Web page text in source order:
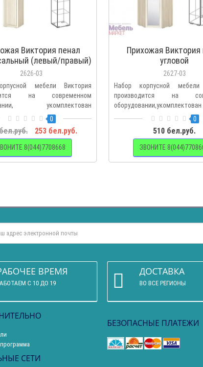
Виктория пенал
(левый/правый)
2626-03
мебели Виктория
на современном
укомплектован
..
0
253 бел.руб.
8(044)7708668
Прихожая
угловой
2627-03
Набор корпусной мебели
производится на
оборудовании,укомплектован
опционально п..
0
510 бел.руб.
ЗВОНИТЕ
ВРЕМЯ
С 10 ДО 19
ДОСТАВКА
ВО ВСЕ РЕГИОНЫ
СЕТИ
БЕЗОПАСНЫЕ ПЛАТЕЖИ